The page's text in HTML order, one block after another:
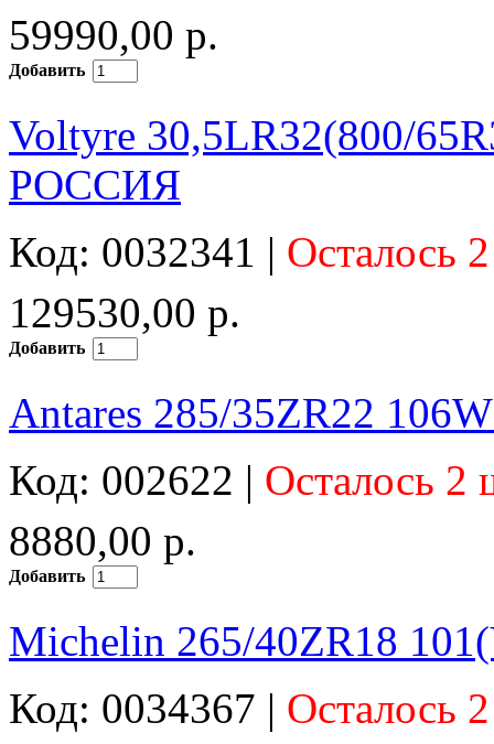
59990,00 р.
Добавить
Voltyre 30,5LR32(800/
РОССИЯ
Код: 0032341 | Осталось
129530,00 р.
Добавить
Antares 285/35ZR22
Код: 002622 | Осталось 2
8880,00 р.
Добавить
Michelin 265/40ZR18
Код: 0034367 | Осталось